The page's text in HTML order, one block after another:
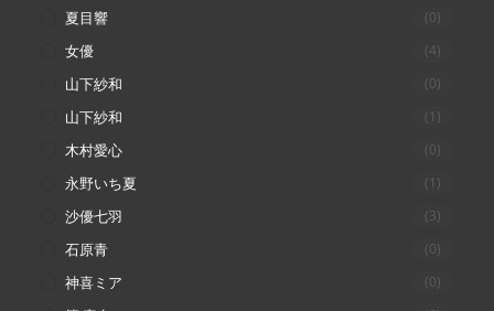
夏目響 (0)
女優 (4)
山下紗和 (0)
山下紗和 (1)
木村愛心 (0)
永野いち夏 (1)
沙優七羽 (3)
石原青 (0)
神喜ミア (0)